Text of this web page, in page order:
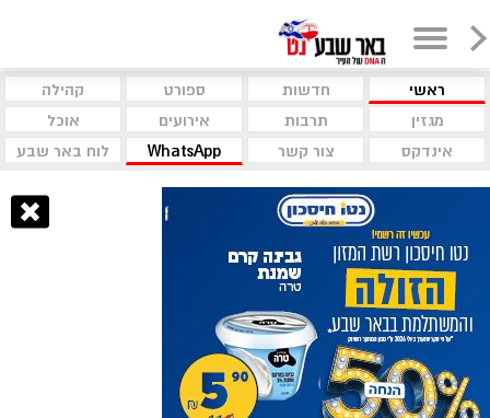
ראשי חדשות ספורט
קהילה
מגזין
תרבות אירועים
אוכל
אינדקס
צור קשר WhatsApp לוח באר שבע